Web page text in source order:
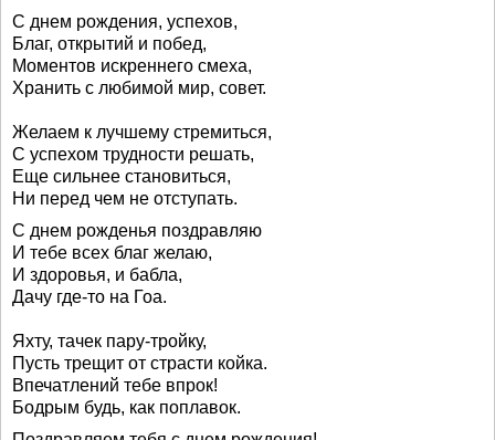
С днем рождения, успехов,
Благ, открытий и побед,
Моментов искреннего смеха,
Хранить с любимой мир, совет.
Желаем к лучшему стремиться,
С успехом трудности решать,
Еще сильнее становиться,
Ни перед чем не отступать.
С днем рожденья поздравляю
И тебе всех благ желаю,
И здоровья, и бабла,
Дачу где-то на Гоа.
Яхту, тачек пару-тройку,
Пусть трещит от страсти койка.
Впечатлений тебе впрок!
Бодрым будь, как поплавок.